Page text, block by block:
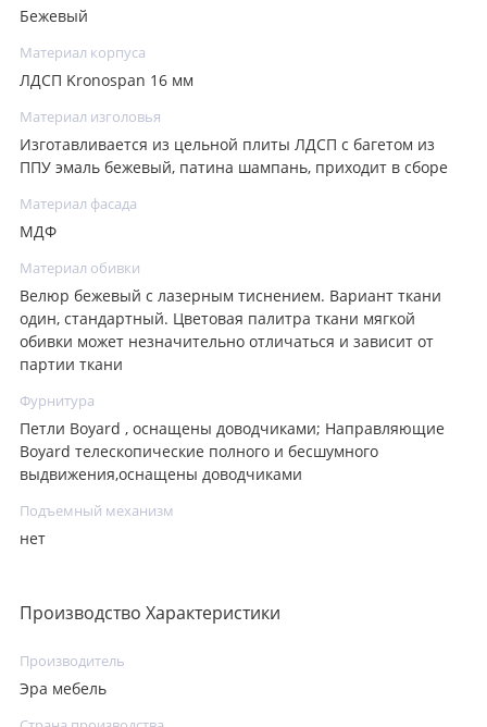
Бежевый
Материал корпуса
ЛДСП Kronospan 16 мм
Материал изголовья
Изготавливается из цельной плиты ЛДСП с багетом из
ППУ эмаль бежевый, патина шампань, приходит в сборе
Материал фасада
МДФ
Материал обивки
Велюр бежевый с лазерным тиснением. Вариант ткани
один, стандартный. Цветовая палитра ткани мягкой
обивки может незначительно отличаться и зависит от
партии ткани
Фурнитура
Петли Boyard , оснащены доводчиками; Направляющие
Boyard телескопические полного и бесшумного
выдвижения,оснащены доводчиками
Подъемный механизм
нет
Производство Характеристики
Производитель
Эра мебель